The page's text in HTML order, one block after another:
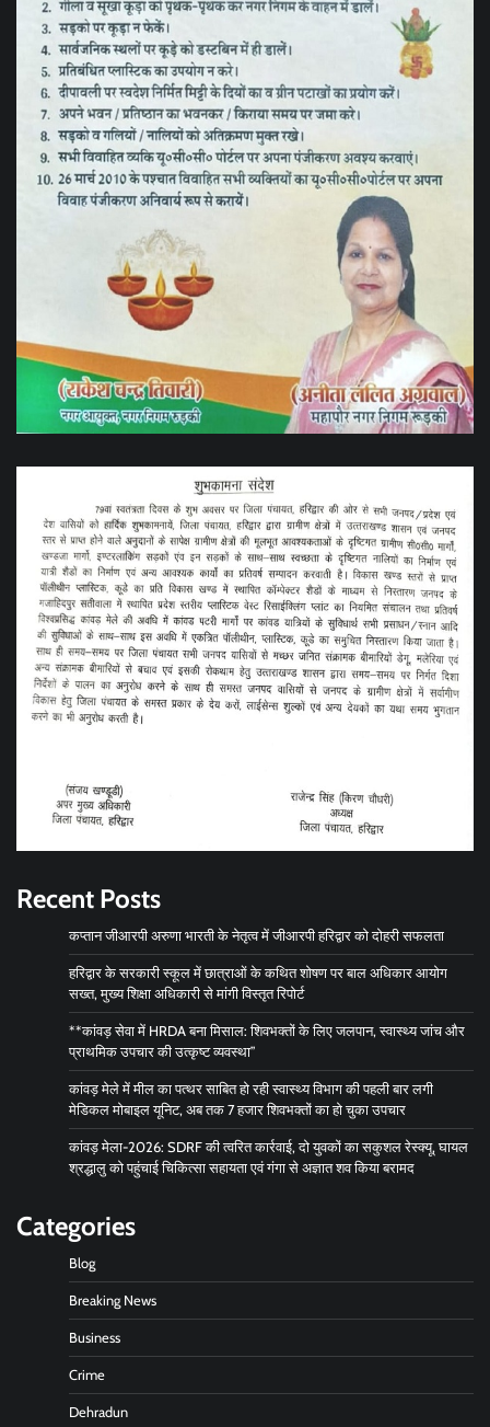
Recent Posts
कप्तान जीआरपी अरुणा भारती के नेतृत्व में जीआरपी हरिद्वार को दोहरी सफलता
हरिद्वार के सरकारी स्कूल में छात्राओं के कथित शोषण पर बाल अधिकार आयोग
सख्त, मुख्य शिक्षा अधिकारी से मांगी विस्तृत रिपोर्ट
**कांवड़ सेवा में HRDA बना मिसाल: शिवभक्तों के लिए जलपान, स्वास्थ्य जांच और
प्राथमिक उपचार की उत्कृष्ट व्यवस्था”
कांवड़ मेले में मील का पत्थर साबित हो रही स्वास्थ्य विभाग की पहली बार लगी
मेडिकल मोबाइल यूनिट, अब तक 7 हजार शिवभक्तों का हो चुका उपचार
कांवड़ मेला-2026: SDRF की त्वरित कार्रवाई, दो युवकों का सकुशल रेस्क्यू, घायल
श्रद्धालु को पहुंचाई चिकित्सा सहायता एवं गंगा से अज्ञात शव किया बरामद
Categories
Blog
Breaking News
Business
Crime
Dehradun